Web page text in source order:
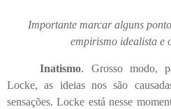
Importante marcar alguns
empirismo idealista e
Inatismo. Grosso modo,
Locke, as ideias nos são
sensações. Locke está nesse